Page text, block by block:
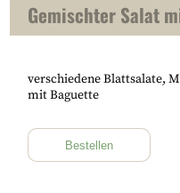
Gemischter Salat
verschiedene Blattsalate,
mit Baguette
Bestellen